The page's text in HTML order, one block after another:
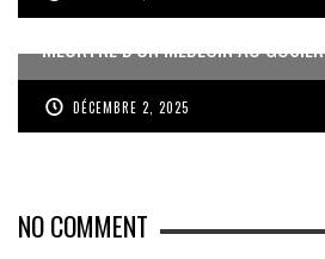
MEURTRE D’UN MÉDECIN AU GOSIER
DÉCEMBRE 2, 2025
NO COMMENT